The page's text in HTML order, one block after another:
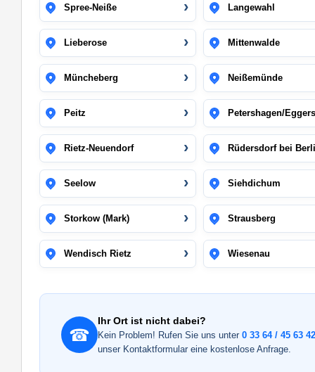
Spree-Neiße Langewahl
Lieberose Mittenwalde
Müncheberg Neißemünde
Peitz Petershagen/
Rietz-Neuendorf Rüdersdorf bei
Seelow Siehdichum
Storkow (Mark) Strausberg
Wendisch Rietz Wiesenau
☎
Ihr Ort ist nicht dabei?
Kein Problem! Rufen Sie uns unter 0 33 64 / 45 63
unser Kontaktformular eine kostenlose Anfrage.